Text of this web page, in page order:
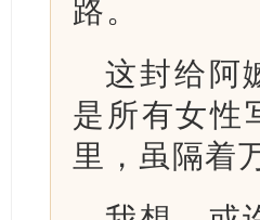
路。
这封给阿
是所有女性
里，虽隔着